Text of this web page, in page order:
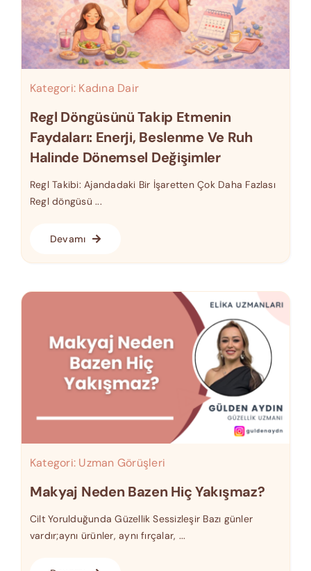
Kategori: Kadına Dair
Regl Döngüsünü Takip Etmenin
Faydaları: Enerji, Beslenme Ve Ruh
Halinde Dönemsel Değişimler
Regl Takibi: Ajandadaki Bir İşaretten Çok Daha Fazlası
Regl döngüsü ...
Devamı
Kategori: Uzman Görüşleri
Makyaj Neden Bazen Hiç Yakışmaz?
Cilt Yorulduğunda Güzellik Sessizleşir Bazı günler
vardır;aynı ürünler, aynı fırçalar, ...